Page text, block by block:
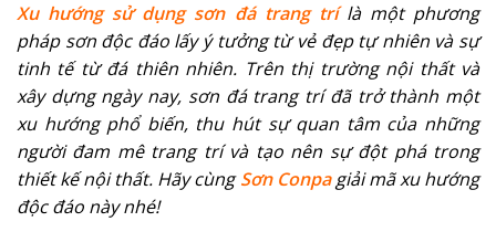
Xu hướng sử dụng sơn đá trang trílà một phương
pháp sơn độc đáo lấy ý tưởng từ vẻ đẹp tự nhiên và sự
tinh tế từ đá thiên nhiên. Trên thị trường nội thất và
xây dựng ngày nay, sơn đá trang trí đã trở thành một
xu hướng phổ biến, thu hút sự quan tâm của những
người đam mê trang trí và tạo nên sự đột phá trong
thiết kế nội thất. Hãy cùngSơn Conpa giải mã xu hướng
độc đáo này nhé!